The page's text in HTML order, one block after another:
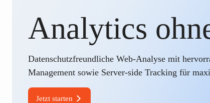
Analytics
Datenschutzfreundliche Web-Analyse mit
Management sowie Server-side Tracking für
Jetzt starten